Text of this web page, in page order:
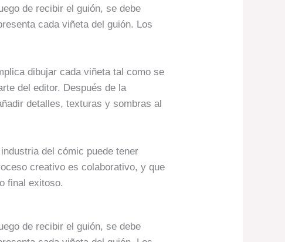
de recibir el guión, se debe
cada viñeta del guión. Los
dibujar cada viñeta tal como se
del editor. Después de la
detalles, texturas y sombras al
del cómic puede tener
creativo es colaborativo, y que
final exitoso.
de recibir el guión, se debe